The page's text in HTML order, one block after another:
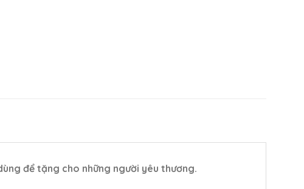
để tặng cho những người yêu thương.